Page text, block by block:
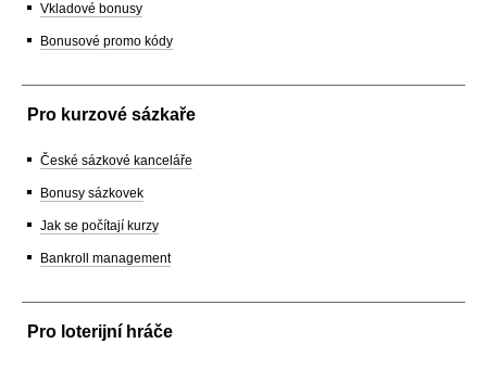
Vkladové bonusy
Bonusové promo kódy
Pro kurzové sázkaře
České sázkové kanceláře
Bonusy sázkovek
Jak se počítají kurzy
Bankroll management
Pro loterijní hráče